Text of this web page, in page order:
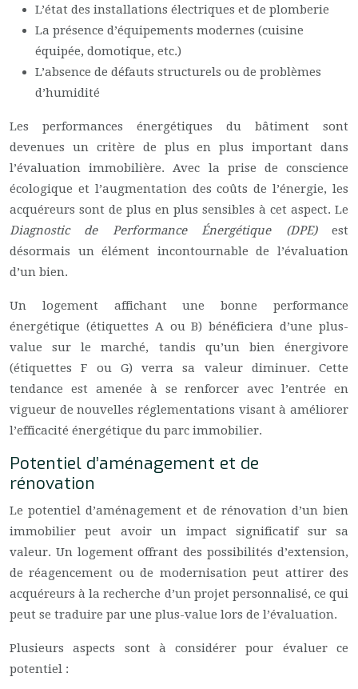
L’état des installations électriques et de plomberie
La présence d’équipements modernes (cuisine
équipée, domotique, etc.)
L’absence de défauts structurels ou de problèmes
d’humidité
Les performances énergétiques du bâtiment sont
devenues un critère de plus en plus important dans
l’évaluation immobilière. Avec la prise de conscience
écologique et l’augmentation des coûts de l’énergie, les
acquéreurs sont de plus en plus sensibles à cet aspect. Le
Diagnostic de Performance Énergétique (DPE) est
désormais un élément incontournable de l’évaluation
d’un bien.
Un logement affichant une bonne performance
énergétique (étiquettes A ou B) bénéficiera d’une plus-
value sur le marché, tandis qu’un bien énergivore
(étiquettes F ou G) verra sa valeur diminuer. Cette
tendance est amenée à se renforcer avec l’entrée en
vigueur de nouvelles réglementations visant à améliorer
l’efficacité énergétique du parc immobilier.
Potentiel d’aménagement et de
rénovation
Le potentiel d’aménagement et de rénovation d’un bien
immobilier peut avoir un impact significatif sur sa
valeur. Un logement offrant des possibilités d’extension,
de réagencement ou de modernisation peut attirer des
acquéreurs à la recherche d’un projet personnalisé, ce qui
peut se traduire par une plus-value lors de l’évaluation.
Plusieurs aspects sont à considérer pour évaluer ce
potentiel :